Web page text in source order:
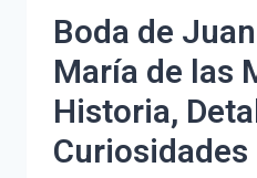
Boda de
María de las
Historia,
Curiosidades